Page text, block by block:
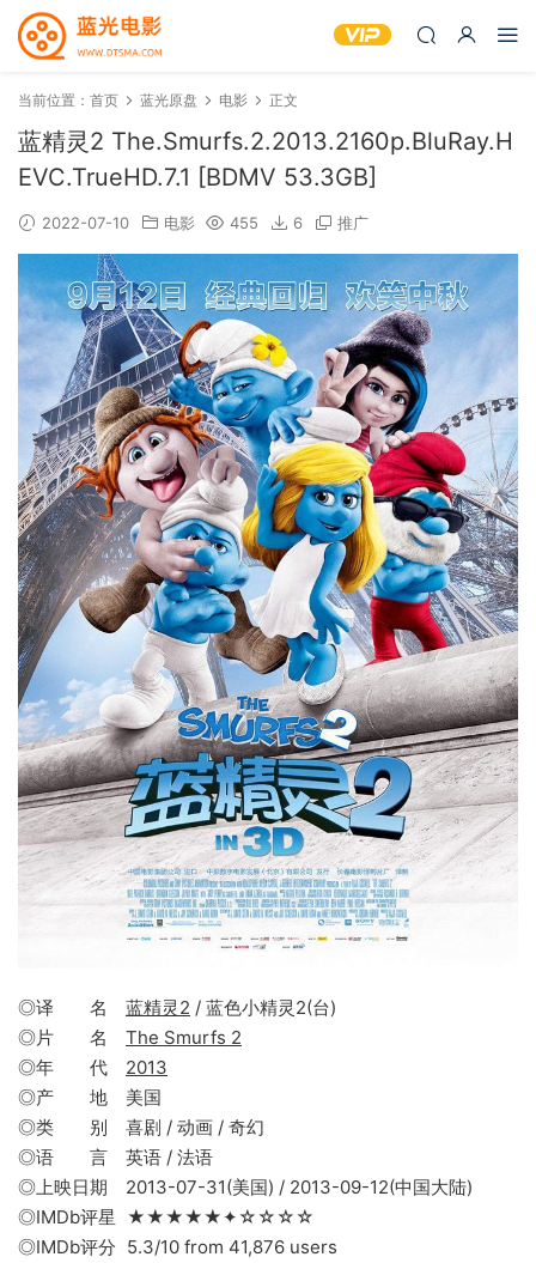
当前位置： 首页 蓝光原盘 电影 正文
蓝精灵2 The.Smurfs.2.2013.2160p.BluRay.H
EVC.TrueHD.7.1 [BDMV 53.3GB]
2022-07-10 电影 455 6 推广
◎译 名 蓝精灵2 / 蓝色小精灵2(台)
◎片 名 The Smurfs 2
◎年 代 2013
◎产 地 美国
◎类 别 喜剧 / 动画 / 奇幻
◎语 言 英语 / 法语
◎上映日期 2013-07-31(美国) / 2013-09-12(中国大陆)
◎IMDb评星 ★★★★★✦☆☆☆☆
◎IMDb评分 5.3/10 from 41,876 users